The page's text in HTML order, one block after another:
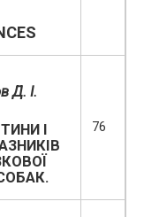
Д. І.
І
76